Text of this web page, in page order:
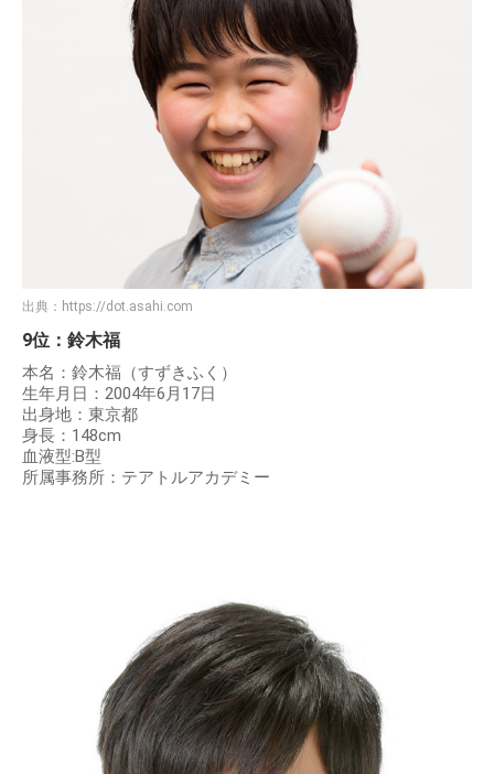
出典： https://dot.asahi.com
9位：鈴木福
本名：鈴木福（すずきふく）
生年月日：2004年6月17日
出身地：東京都
身長：148cm
血液型:B型
所属事務所：テアトルアカデミー